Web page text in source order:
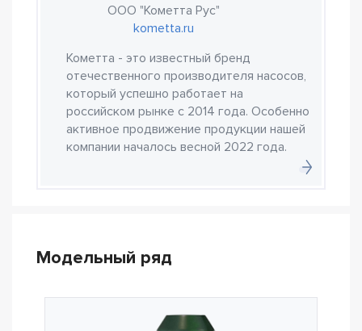
ООО "Кометта Рус"
kometta.ru
Кометта - это известный бренд
отечественного производителя насосов,
который успешно работает на
российском рынке с 2014 года. Особенно
активное продвижение продукции нашей
компании началось весной 2022 года.
Модельный ряд